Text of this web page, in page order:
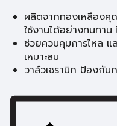
ผลิตจากทองเหลืองคุ
ใช้งานได้อย่างทนทาน
ช่วยควบคุมการไหล แ
เหมาะสม
วาล์วเซรามิก ป้องกัน